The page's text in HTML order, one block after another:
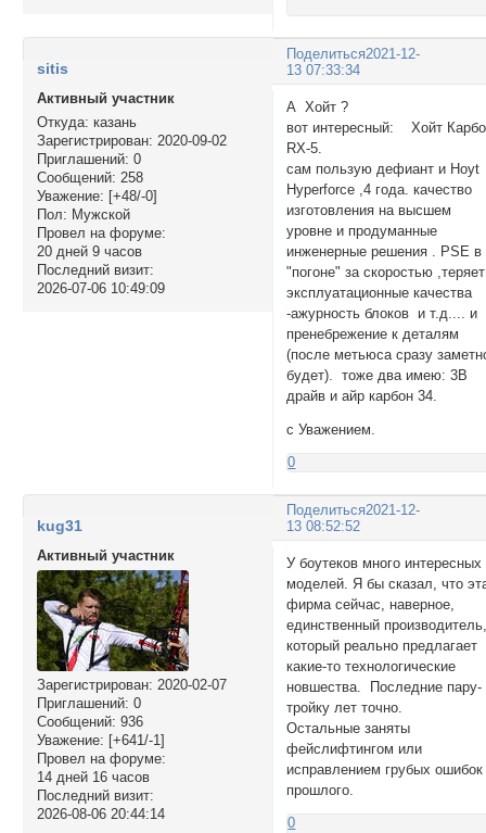
Поделиться2021-12-
13 07:33:34
sitis
Активный участник
Откуда: казань
Зарегистрирован: 2020-09-02
Приглашений: 0
Сообщений: 258
Уважение: [+48/-0]
Пол: Мужской
Провел на форуме:
20 дней 9 часов
Последний визит:
2026-07-06 10:49:09
А Хойт ?
вот интересный: Хойт
RX-5.
сам пользую дефиант и Hoyt
Hyperforce ,4 года. качество
изготовления на высшем
уровне и продуманные
инженерные решения . РSE в
"погоне" за скоростью
эксплуатационные качества
-ажурность блоков и т.д.... и
пренебрежение к деталям
(после метьюса сразу
будет). тоже два имею: 3В
драйв и айр карбон 34.
с Уважением.
0
Поделиться2021-12-
13 08:52:52
kug31
Активный участник
Зарегистрирован: 2020-02-07
Приглашений: 0
Сообщений: 936
Уважение: [+641/-1]
Провел на форуме:
14 дней 16 часов
Последний визит:
2026-08-06 20:44:14
У боутеков много интересных
моделей. Я бы сказал, что
фирма сейчас, наверное,
единственный
который реально предлагает
какие-то технологические
новшества. Последние пару-
тройку лет точно.
Остальные заняты
фейслифтингом или
исправлением грубых ошибок
прошлого.
0